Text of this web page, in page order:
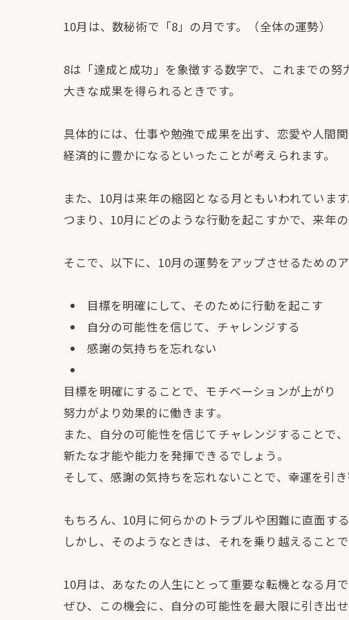
10月は、数秘術で「8」の月です。（全体の運勢）
8は「達成と成功」を象徴する数字で、これまでの努
大きな成果を得られるときです。
具体的には、仕事や勉強で成果を出す、恋愛や人間
経済的に豊かになるといったことが考えられます。
また、10月は来年の縮図となる月ともいわれています
つまり、10月にどのような行動を起こすかで、来年
そこで、以下に、10月の運勢をアップさせるための
目標を明確にして、そのために行動を起こす
自分の可能性を信じて、チャレンジする
感謝の気持ちを忘れない
目標を明確にすることで、モチベーションが上がり
努力がより効果的に働きます。
また、自分の可能性を信じてチャレンジすることで、
新たな才能や能力を発揮できるでしょう。
そして、感謝の気持ちを忘れないことで、幸運を引き
もちろん、10月に何らかのトラブルや困難に直面す
しかし、そのようなときは、それを乗り越えること
10月は、あなたの人生にとって重要な転機となる月で
ぜひ、この機会に、自分の可能性を最大限に引き出